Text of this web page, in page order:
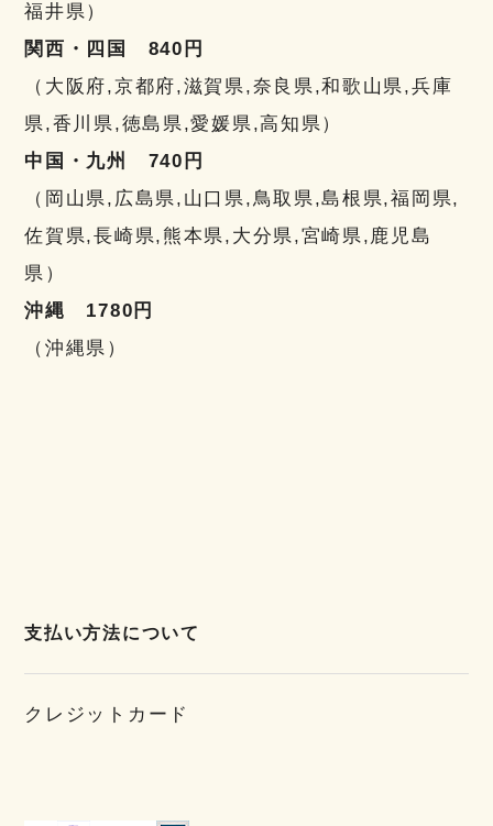
福井県）
関西・四国 840円
（大阪府,京都府,滋賀県,奈良県,和歌山県,兵庫
県,香川県,徳島県,愛媛県,高知県）
中国・九州 740円
（岡山県,広島県,山口県,鳥取県,島根県,福岡県,
佐賀県,長崎県,熊本県,大分県,宮崎県,鹿児島
県）
沖縄 1780円
（沖縄県）
支払い方法について
クレジットカード